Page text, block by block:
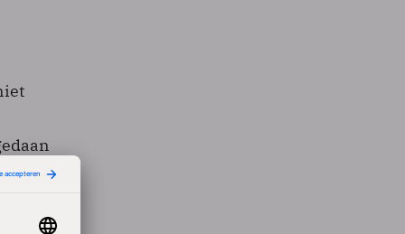
per